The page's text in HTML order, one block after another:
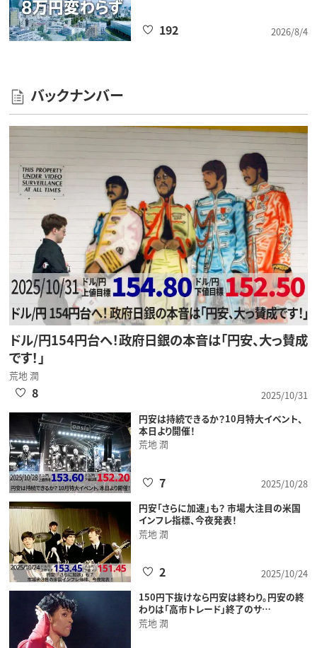
2026/8/4
192
バックナンバー
ドル/円154円台へ！政府日銀の本音は「円安、大っ賛成
です！」
荒地 潤
2025/10/31
8
円安は持続できるか？10月特大イベント、
本日より開催！
荒地 潤
2025/10/28
7
円安「さらに加速」も？ 市場大注目の米国
インフレ指標、今夜発表！
荒地 潤
2025/10/24
2
150円下抜けなら円安は終わり。円安の終
わりは「高市トレード」終了のサ…
荒地 潤